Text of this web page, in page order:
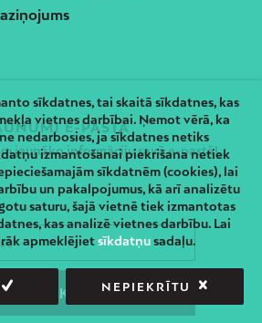
E-PASTĀ
jaunāko informāciju savā e-pastā!
sīkdatnes, tai skaitā sīkdatnes, kas
vietnes darbībai. Ņemot vērā, ka
nedarbosies, ja sīkdatnes netiks
izmantošanai piekrišana netiek
sīkdatnēm (cookies), lai
un pakalpojumus, kā arī analizētu
saturu, šajā vietnē tiek izmantotas
kas analizē vietnes darbību. Lai
apmeklējietsīkdatņusadaļu.
NEPIEKRĪTU